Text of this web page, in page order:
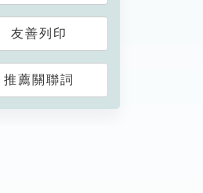
友善列印
推薦關聯詞